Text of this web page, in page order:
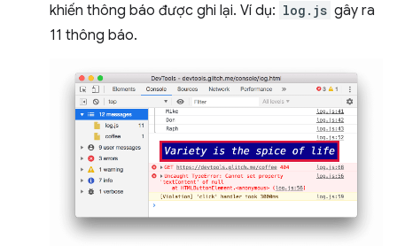
khiến thông báo được ghi lại. Ví dụ: log.js gây ra
11 thông báo.